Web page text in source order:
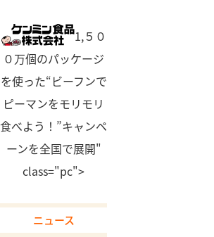
1,５０
０万個のパッケージ
を使った“ビーフンで
ピーマンをモリモリ
食べよう！”キャンペ
ーンを全国で展開"
class="pc">
ニュース